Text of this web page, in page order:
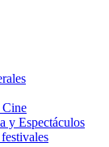
Cine
y Espectáculos